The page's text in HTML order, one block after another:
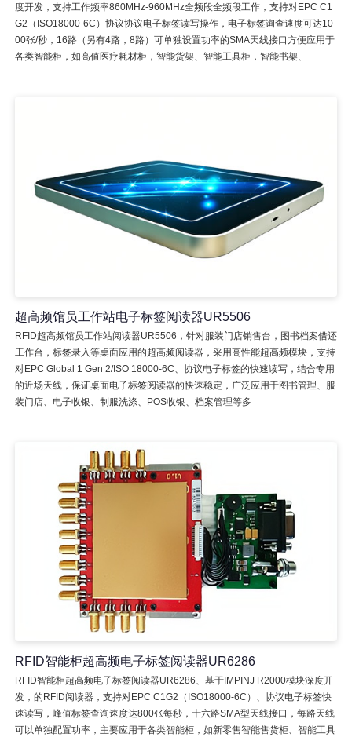
度开发，支持工作频率860MHz-960MHz全频段全频段工作，支持对EPC C1
G2（ISO18000-6C）协议协议电子标签读写操作，电子标签询查速度可达10
00张/秒，16路（另有4路，8路）可单独设置功率的SMA天线接口方便应用于
各类智能柜，如高值医疗耗材柜，智能货架、智能工具柜，智能书架、
超高频馆员工作站电子标签阅读器UR5506
RFID超高频馆员工作站阅读器UR5506，针对服装门店销售台，图书档案借还
工作台，标签录入等桌面应用的超高频阅读器，采用高性能超高频模块，支持
对EPC Global 1 Gen 2/ISO 18000-6C、协议电子标签的快速读写，结合专用
的近场天线，保证桌面电子标签阅读器的快速稳定，广泛应用于图书管理、服
装门店、电子收银、制服洗涤、POS收银、档案管理等多
RFID智能柜超高频电子标签阅读器UR6286
RFID智能柜超高频电子标签阅读器UR6286、基于IMPINJ R2000模块深度开
发，的RFID阅读器，支持对EPC C1G2（ISO18000-6C）、协议电子标签快
速读写，峰值标签查询速度达800张每秒，十六路SMA型天线接口，每路天线
可以单独配置功率，主要应用于各类智能柜，如新零售智能售货柜、智能工具